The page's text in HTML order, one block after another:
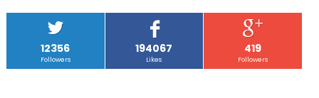
12356
Followers
194067
Likes
419
Followers